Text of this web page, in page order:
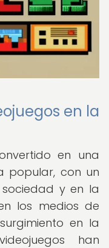
en la
en una
popular, con un
y en la
los medios de
en la
han